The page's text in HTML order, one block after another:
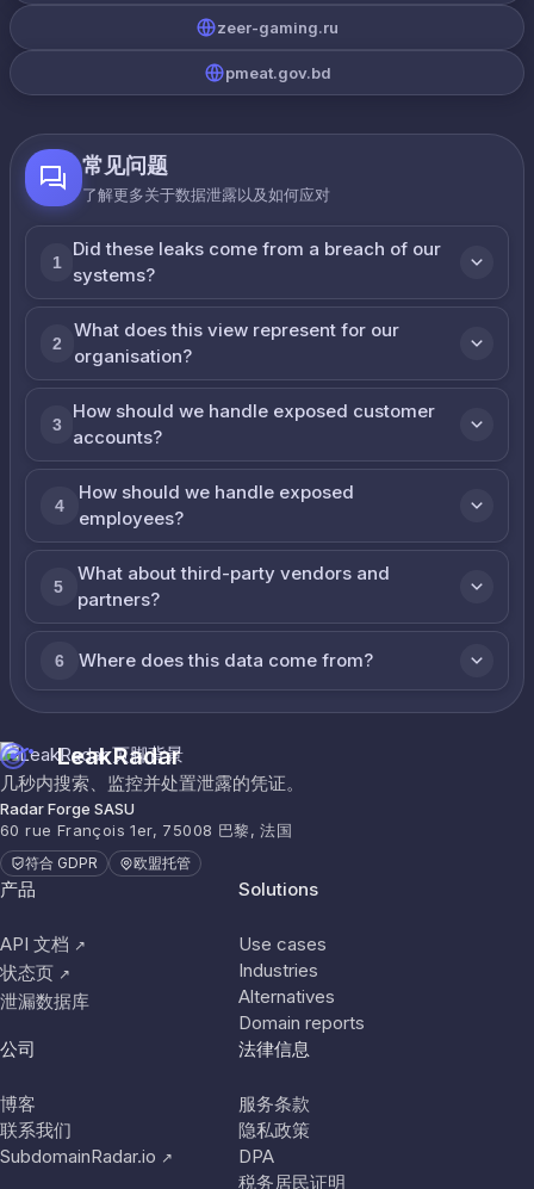
zeer-gaming.ru
pmeat.gov.bd
常见问题
了解更多关于数据泄露以及如何应对
1
Did these leaks come from a breach of our
systems?
2
What does this view represent for our
organisation?
3
How should we handle exposed customer
accounts?
4
How should we handle exposed
employees?
5
What about third-party vendors and
partners?
6 Where does this data come from?
LeakRadar
几秒内搜索、监控并处置泄露的凭证。
Radar Forge SASU
60 rue François 1er, 75008 巴黎, 法国
符合 GDPR 欧盟托管
产品
API 文档 ↗
状态页 ↗
泄漏数据库
Solutions
Use cases
Industries
Alternatives
Domain reports
公司
博客
联系我们
SubdomainRadar.io ↗
法律信息
服务条款
隐私政策
DPA
税务居民证明